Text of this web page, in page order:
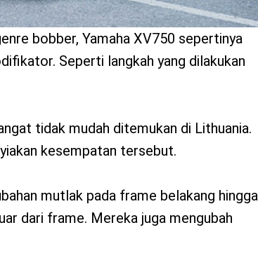
bobber, Yamaha XV750 sepertinya
Seperti langkah yang dilakukan
tidak mudah ditemukan di Lithuania.
kesempatan tersebut.
mutlak pada frame belakang hingga
dari frame. Mereka juga mengubah